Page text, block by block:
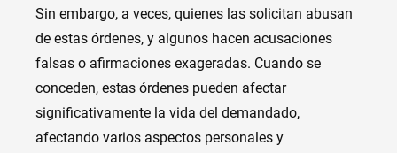
Sin embargo, a veces, quienes las solicitan abusan
de estas órdenes, y algunos hacen acusaciones
falsas o afirmaciones exageradas. Cuando se
conceden, estas órdenes pueden afectar
significativamente la vida del demandado,
afectando varios aspectos personales y